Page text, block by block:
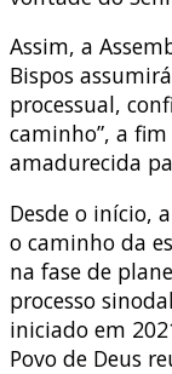
Assim, a
Bispos
processual,
caminho”, a
amadurecida
Desde o início,
o caminho da
na fase de
processo
iniciado em
Povo de Deus